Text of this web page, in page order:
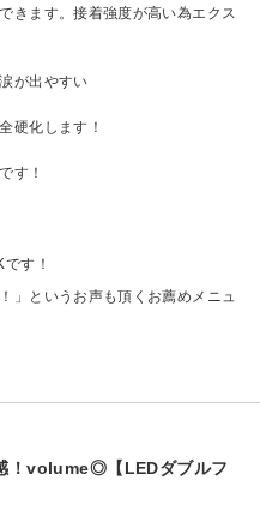
きます。接着強度が高い為エクス
が出やすい
硬化します！
す！
す！
」というお声も頂くお薦めメニュ
！volume◎【LEDダブルフ